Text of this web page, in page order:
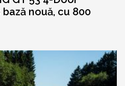
nouă, cu 800